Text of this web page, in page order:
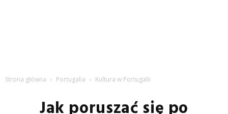
Strona główna Portugalia Kultura w Portugalii
Jak poruszać się po